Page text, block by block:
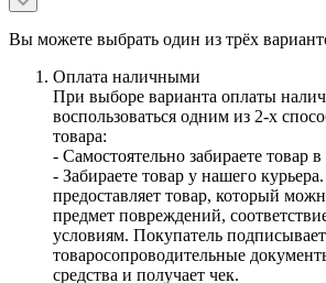
Вы можете выбрать один из трёх
Оплата наличными
При выборе варианта оплаты
воспользоваться одним из 2-х
товара:
- Самостоятельно забираете товар
- Забираете товар у нашего
предоставляет товар, который
предмет повреждений,
условиям. Покупатель подписывает
товаросопроводительные
средства и получает чек.